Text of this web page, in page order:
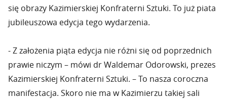
się obrazy Kazimierskiej Konfraterni Sztuki. To już piata
jubileuszowa edycja tego wydarzenia.
- Z założenia piąta edycja nie różni się od poprzednich
prawie niczym – mówi dr Waldemar Odorowski, prezes
Kazimierskiej Konfraterni Sztuki. – To nasza coroczna
manifestacja. Skoro nie ma w Kazimierzu takiej sali